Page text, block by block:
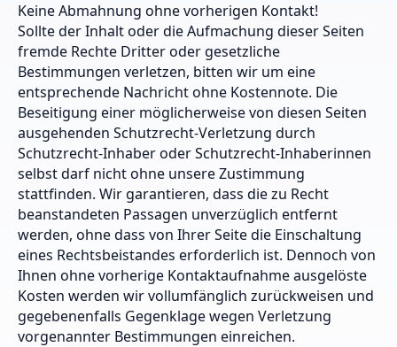
Keine Abmahnung ohne vorherigen Kontakt!
Sollte der Inhalt oder die Aufmachung dieser Seiten
fremde Rechte Dritter oder gesetzliche
Bestimmungen verletzen, bitten wir um eine
entsprechende Nachricht ohne Kostennote. Die
Beseitigung einer möglicherweise von diesen Seiten
ausgehenden Schutzrecht-Verletzung durch
Schutzrecht-Inhaber oder Schutzrecht-Inhaberinnen
selbst darf nicht ohne unsere Zustimmung
stattfinden. Wir garantieren, dass die zu Recht
beanstandeten Passagen unverzüglich entfernt
werden, ohne dass von Ihrer Seite die Einschaltung
eines Rechtsbeistandes erforderlich ist. Dennoch von
Ihnen ohne vorherige Kontaktaufnahme ausgelöste
Kosten werden wir vollumfänglich zurückweisen und
gegebenenfalls Gegenklage wegen Verletzung
vorgenannter Bestimmungen einreichen.